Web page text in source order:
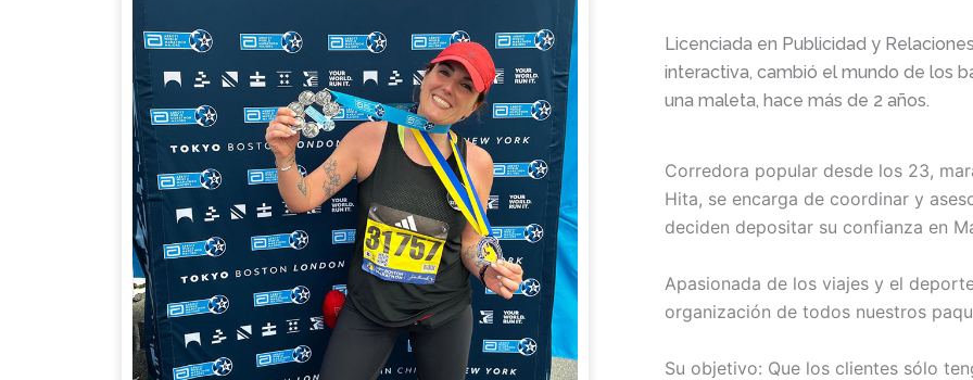
Licenciada en Publicidad y
interactiva, cambió el mundo de los
una maleta, hace más de 2 años.
Corredora popular desde los 23,
Hita, se encarga de coordinar y
deciden depositar su confianza en
Apasionada de los viajes y el
organización de todos nuestros
Su objetivo: Que los clientes sólo